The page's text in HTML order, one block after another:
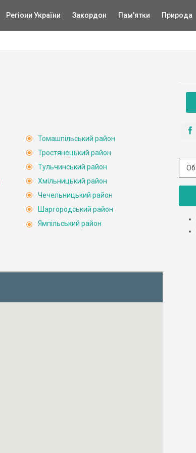
Регіони України Закордон Пам'ятки Природа
Томашпільський район
Тростянецький район
Тульчинський район
Хмільницький район
Чечельницький район
Шаргородський район
Ямпільський район